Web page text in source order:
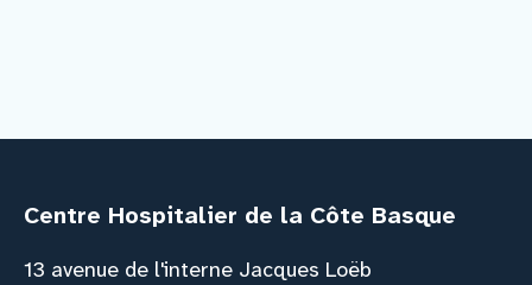
Centre Hospitalier de la Côte Basque
13 avenue de l'interne Jacques Loëb